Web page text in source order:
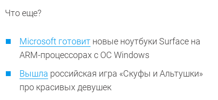
Что еще?
Microsoft готовит новые ноутбуки Surface на
ARM-процессорах с ОС Windows
Вышла российская игра «Скуфы и Альтушки»
про красивых девушек